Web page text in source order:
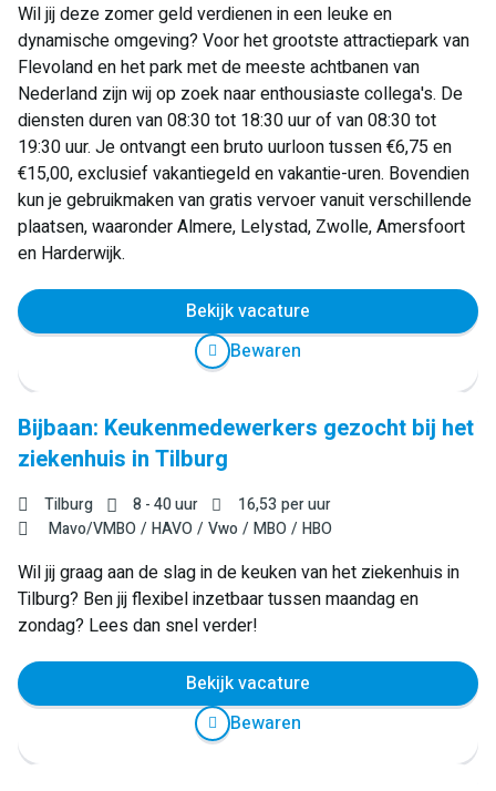
Wil jij deze zomer geld verdienen in een leuke en
dynamische omgeving? Voor het grootste attractiepark van
Flevoland en het park met de meeste achtbanen van
Nederland zijn wij op zoek naar enthousiaste collega's. De
diensten duren van 08:30 tot 18:30 uur of van 08:30 tot
19:30 uur. Je ontvangt een bruto uurloon tussen €6,75 en
€15,00, exclusief vakantiegeld en vakantie-uren. Bovendien
kun je gebruikmaken van gratis vervoer vanuit verschillende
plaatsen, waaronder Almere, Lelystad, Zwolle, Amersfoort
en Harderwijk.
Bekijk vacature
Bewaren
Bijbaan: Keukenmedewerkers gezocht bij het
ziekenhuis in Tilburg
Tilburg 8 - 40 uur 16,53 per uur
Mavo/VMBO
HAVO Vwo MBO HBO
Wil jij graag aan de slag in de keuken van het ziekenhuis in
Tilburg? Ben jij flexibel inzetbaar tussen maandag en
zondag? Lees dan snel verder!
Bekijk vacature
Bewaren